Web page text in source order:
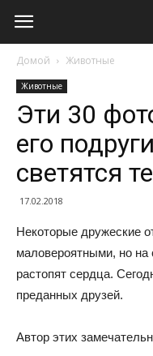
Домой Животные
Животные
Эти 30
его
светятся
17.02.2018
Некоторые дружеские
маловероятными, но на
растопят сердца.
преданных друзей.
Автор этих